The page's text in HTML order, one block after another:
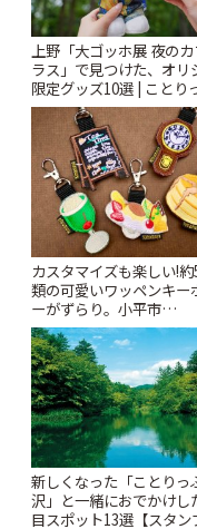
上野「大ゴッホ展 夜の
ラス」で見つけた、オリ
限定グッズ10選 | ことり
カスタマイズも楽しい!
類の可愛いワッペンキー
ーがずらり。小平市
「Kimamaya T&K」 | こ
ぷ
新しくなった「ことりっ
沢」と一緒におでかけし
目スポット13選【スタン